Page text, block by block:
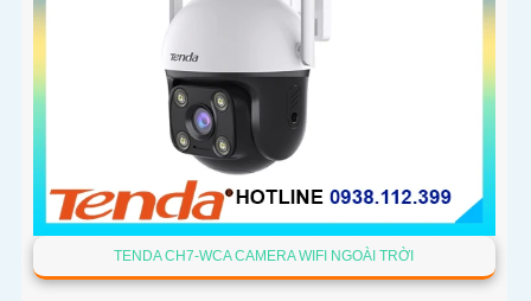
TENDA CH7-WCA CAMERA WIFI NGOÀI TRỜI